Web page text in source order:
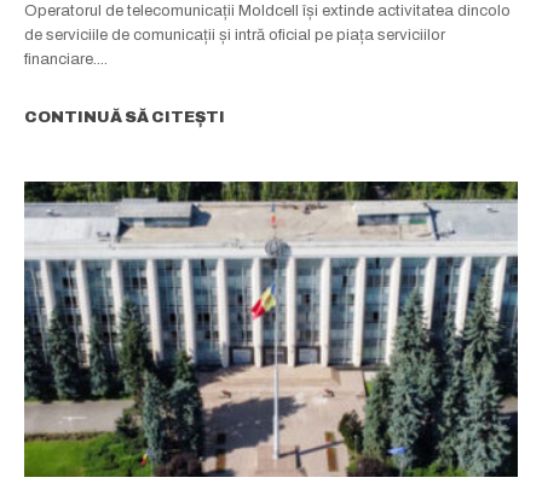
Operatorul de telecomunicații Moldcell își extinde activitatea dincolo
de serviciile de comunicații și intră oficial pe piața serviciilor
financiare....
CONTINUĂ SĂ CITEȘTI